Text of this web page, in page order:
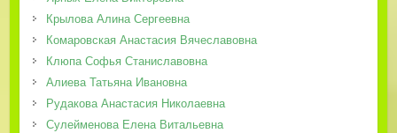
Крылова Алина Сергеевна
Комаровская Анастасия Вячеславовна
Клюпа Софья Станиславовна
Алиева Татьяна Ивановна
Рудакова Анастасия Николаевна
Сулейменова Елена Витальевна